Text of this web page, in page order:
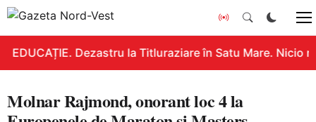
EDUCAȚIE. Dezastru la Titluraziare în Satu Mare. Nicio
Molnar Rajmond, onorant loc 4 la